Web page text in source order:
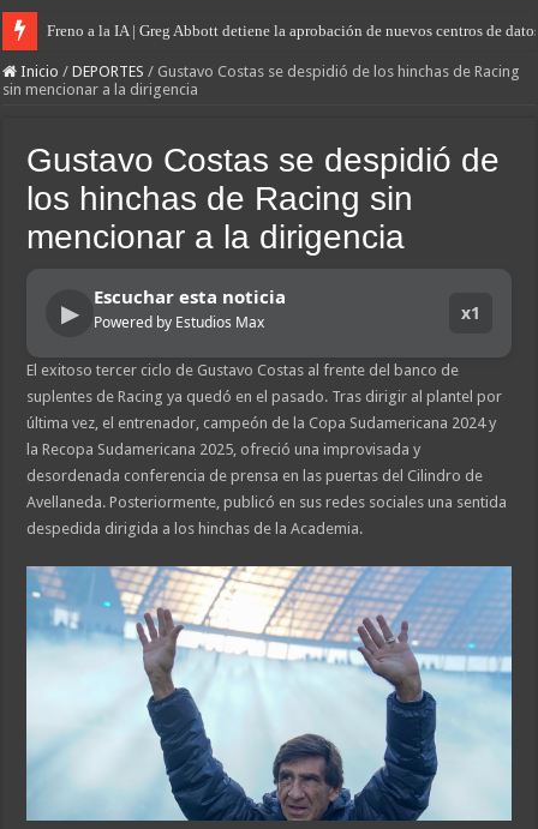
Freno a la IA | Greg Abbott detiene la aprobación de nuevos centros de
Inicio / DEPORTES / Gustavo Costas se despidió de los hinchas de Racing
sin mencionar a la dirigencia
Gustavo Costas se despidió de
los hinchas de Racing sin
mencionar a la dirigencia
▶
Escuchar esta noticia
Powered by Estudios Max x1
El exitoso tercer ciclo de Gustavo Costas al frente del banco de
suplentes de Racing ya quedó en el pasado. Tras dirigir al plantel por
última vez, el entrenador, campeón de la Copa Sudamericana 2024 y
la Recopa Sudamericana 2025, ofreció una improvisada y
desordenada conferencia de prensa en las puertas del Cilindro de
Avellaneda. Posteriormente, publicó en sus redes sociales una sentida
despedida dirigida a los hinchas de la Academia.